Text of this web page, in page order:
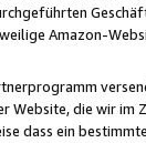
Amazon-
die wir
dass ein